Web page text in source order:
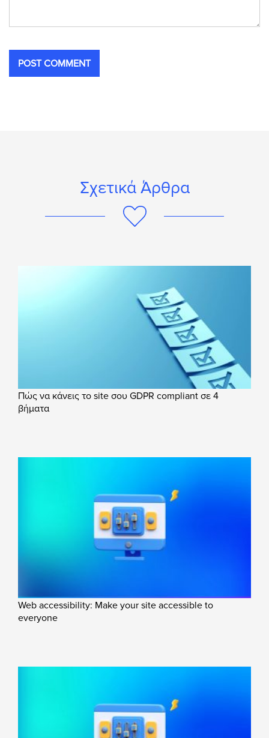
Σχετικά Άρθρα
Πώς να κάνεις το site σου GDPR compliant σε 4
βήματα
Web accessibility: Make your site accessible to
everyone